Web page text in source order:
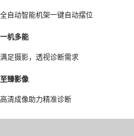
全自动智能机架一键自动摆位
一机多能
满足摄影，透视诊断需求
至臻影像
高清成像助力精准诊断